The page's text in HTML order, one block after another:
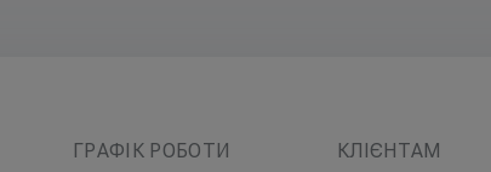
ГРАФІК РОБОТИ
КЛІЄНТАМ